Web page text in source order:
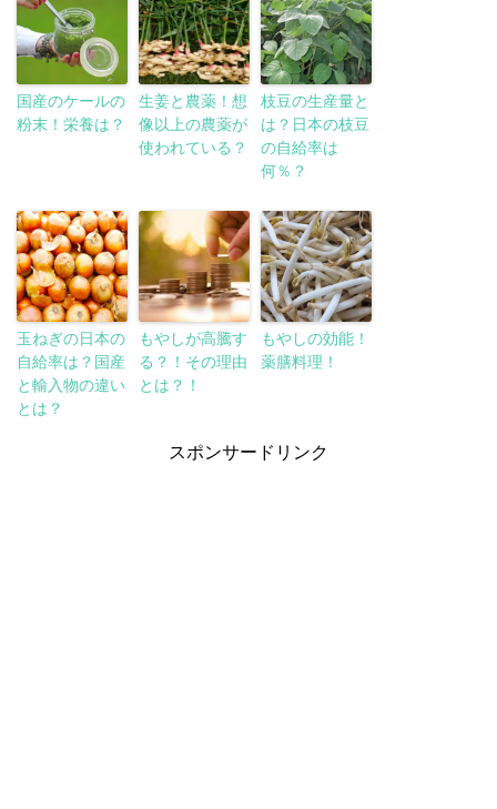
国産のケールの
粉末！栄養は？
生姜と農薬！想
像以上の農薬が
使われている？
枝豆の生産量と
は？日本の枝豆
の自給率は
何％？
玉ねぎの日本の
自給率は？国産
と輸入物の違い
とは？
もやしが高騰す
る？！その理由
とは？！
もやしの効能！
薬膳料理！
スポンサードリンク